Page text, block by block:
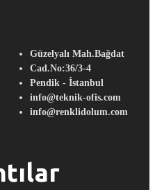
Güzelyalı Mah.Bağdat
Cad.No:36/3-4
Pendik - İstanbul
info@teknik-ofis.com
info@renklidolum.com